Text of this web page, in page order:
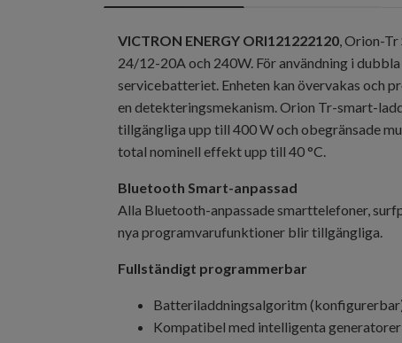
VICTRON ENERGY ORI121222120, Orion-
24/12-20A och 240W. För användning i
servicebatteriet. Enheten kan övervakas och
en detekteringsmekanism. Orion Tr-smart-
tillgängliga upp till 400 W och obegränsade
total nominell effekt upp till 40 °C.
Bluetooth Smart-anpassad
Alla Bluetooth-anpassade smarttelefoner,
nya programvarufunktioner blir tillgängliga.
Fullständigt programmerbar
Batteriladdningsalgoritm
Kompatibel med intelligenta